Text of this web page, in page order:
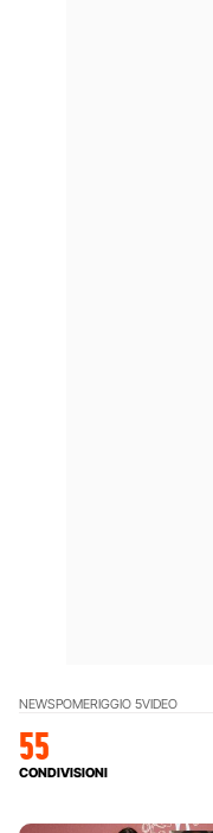
NEWSPOMERIGGIO 5VIDEO
55
CONDIVISIONI